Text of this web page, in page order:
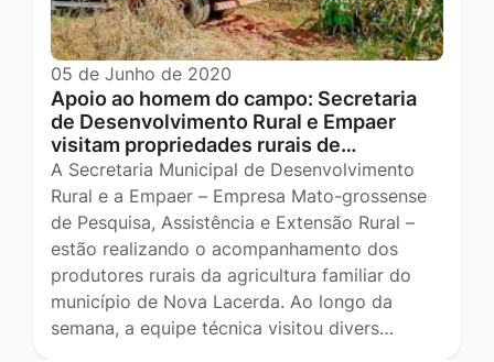
05 de Junho de 2020
Apoio ao homem do campo: Secretaria
de Desenvolvimento Rural e Empaer
visitam propriedades rurais de…
A Secretaria Municipal de Desenvolvimento
Rural e a Empaer – Empresa Mato-grossense
de Pesquisa, Assistência e Extensão Rural –
estão realizando o acompanhamento dos
produtores rurais da agricultura familiar do
município de Nova Lacerda. Ao longo da
semana, a equipe técnica visitou divers…